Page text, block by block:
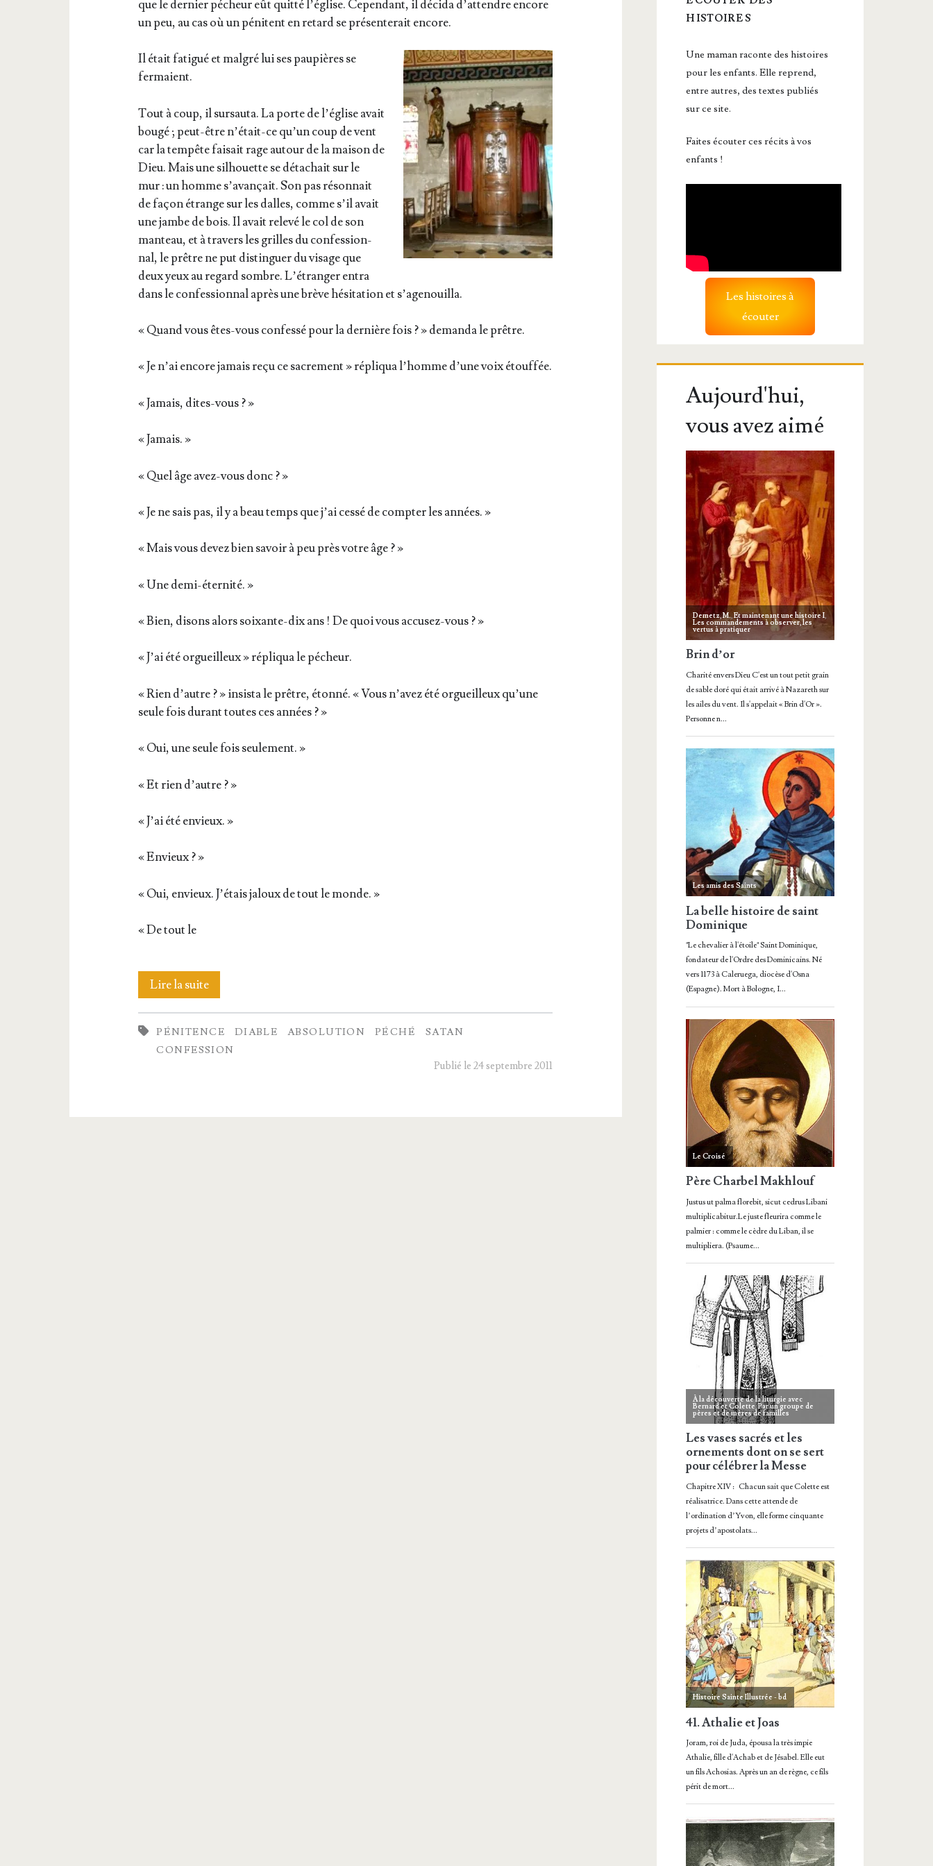
que le der­nier pécheur eût quit­té l’église. Cepen­dant, il déci­da d’attendre encore
un peu, au cas où un péni­tent en retard se pré­sen­te­rait encore.
Il était fati­gué et mal­gré lui ses pau­pières se
fermaient.
Tout à coup, il sur­sau­ta. La porte de l’église avait
bou­gé ; peut-être n’était-ce qu’un coup de vent
car la tem­pête fai­sait rage autour de la mai­son de
Dieu. Mais une sil­houette se déta­chait sur le
mur : un homme s’avançait. Son pas réson­nait
de façon étrange sur les dalles, comme s’il avait
une jambe de bois. Il avait rele­vé le col de son
man­teau, et à tra­vers les grilles du confes­sion­
nal, le prêtre ne put dis­tin­guer du visage que
deux yeux au regard sombre. L’étranger entra
dans le confes­sion­nal après une brève hési­ta­tion et s’agenouilla.
« Quand vous êtes-vous confes­sé pour la der­nière fois ? » deman­da le prêtre.
« Je n’ai encore jamais reçu ce sacre­ment » répli­qua l’homme d’une voix étouffée.
« Jamais, dites-vous ? »
« Jamais. »
« Quel âge avez-vous donc ? »
« Je ne sais pas, il y a beau temps que j’ai ces­sé de comp­ter les années. »
« Mais vous devez bien savoir à peu près votre âge ? »
« Une demi-éternité. »
« Bien, disons alors soixante-dix ans ! De quoi vous accusez-vous ? »
« J’ai été orgueilleux » répli­qua le pécheur.
« Rien d’autre ? » insis­ta le prêtre, éton­né. « Vous n’avez été orgueilleux qu’une
seule fois durant toutes ces années ? »
« Oui, une seule fois seulement. »
« Et rien d’autre ? »
« J’ai été envieux. »
« Envieux ? »
« Oui, envieux. J’étais jaloux de tout le monde. »
« De tout le
Lire la suiteSi
le
diable
PÉNITENCE DIABLE ABSOLUTION PÉCHÉ
SATAN
CONFESSION
Publié le 24 septembre 2011
HISTOIRES
Une maman raconte des histoires
pour les enfants. Elle reprend,
entre autres, des textes publiés
sur ce site.
Faites écouter ces récits à vos
enfants !
Les histoires à
écouter
Aujourd'hui,
vous avez aimé